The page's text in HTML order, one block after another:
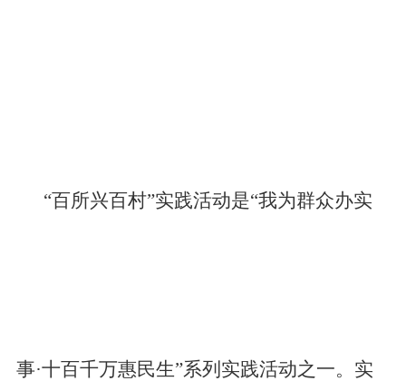
“百所兴百村”实践活动是“我为群众办实
事·十百千万惠民生”系列实践活动之一。实